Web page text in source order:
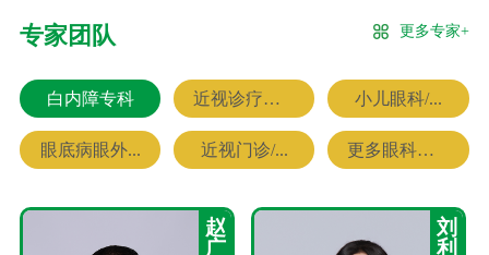
专家团队 更多专家+
白内障专科 近视诊疗专科 小儿眼科/...
眼底病眼外... 近视门诊/... 更多眼科专家
赵
广
刘
利